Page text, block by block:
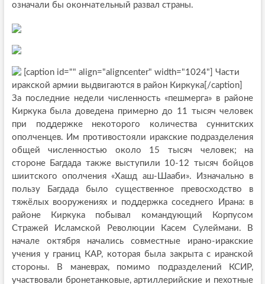
означали бы окончательный развал страны.
[caption id="" align="aligncenter" width="1024"]
Части
иракской армии выдвигаются в район Киркука[/caption]
За последние недели численность «пешмерга» в районе
Киркука была доведена примерно до 11 тысяч человек
при поддержке некоторого количества суннитских
ополченцев. Им противостояли иракские подразделения
общей численностью около 15 тысяч человек; на
стороне Багдада также выступили 10-12 тысяч бойцов
шиитского ополчения «Хашд аш-Шааби». Изначально в
пользу Багдада было существенное превосходство в
тяжёлых вооружениях и поддержка соседнего Ирана: в
районе Киркука побывал командующий Корпусом
Стражей Исламской Революции Касем Сулеймани. В
начале октября начались совместные ирано-иракские
учения у границ КАР, которая была закрыта с иранской
стороны. В маневрах, помимо подразделений КСИР,
участвовали бронетанковые, артиллерийские и пехотные